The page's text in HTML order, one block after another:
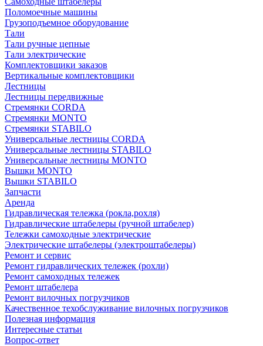
Поломоечные машины
Грузоподъемное оборудование
Тали
Тали ручные цепные
Тали электрические
Комплектовщики заказов
Вертикальные комплектовщики
Лестницы
Лестницы передвижные
Стремянки CORDA
Стремянки MONTO
Стремянки STABILO
Универсальные лестницы CORDA
Универсальные лестницы STABILO
Универсальные лестницы MONTO
Вышки MONTO
Вышки STABILO
Запчасти
Аренда
Гидравлическая тележка (рокла,рохля)
Гидравлические штабелеры (ручной штабелер)
Тележки самоходные электрические
Электрические штабелеры (электроштабелеры)
Ремонт и сервис
Ремонт гидравлических тележек (рохли)
Ремонт самоходных тележек
Ремонт штабелера
Ремонт вилочных погрузчиков
Качественное техобслуживание вилочных погрузчиков
Полезная информация
Интересные статьи
Вопрос-ответ